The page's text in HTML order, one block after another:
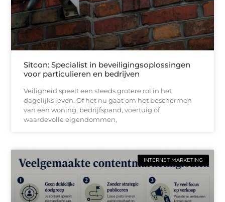
Sitcon: Specialist in beveiligingsoplossingen
voor particulieren en bedrijven
Veiligheid speelt een steeds grotere rol in het
dagelijks leven. Of het nu gaat om het beschermen
van een woning, bedrijfspand, voertuig of
waardevolle eigendommen,
INTERNET MARKETING